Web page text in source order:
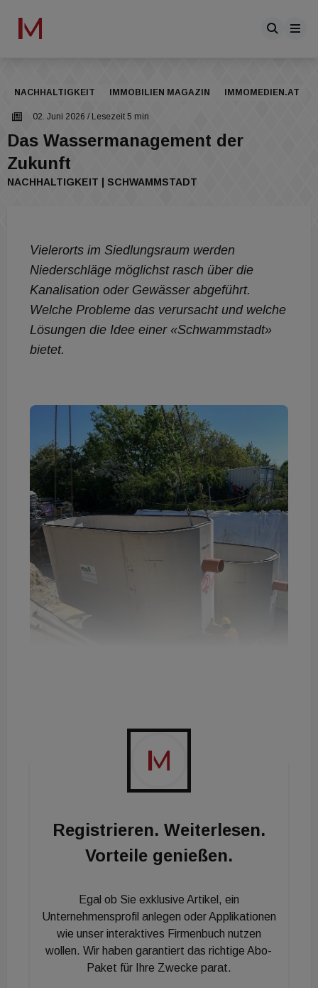
NACHHALTIGKEIT IMMOBILIEN MAGAZIN IMMOMEDIEN.AT
02. Juni 2026 / Lesezeit 5 min
Das Wassermanagement der
Zukunft
NACHHALTIGKEIT | SCHWAMMSTADT
Vielerorts im Siedlungsraum werden
Niederschläge möglichst rasch über die
Kanalisation oder Gewässer abgeführt.
Welche Probleme das verursacht und welche
Lösungen die Idee einer «Schwammstadt»
bietet.
Registrieren. Weiterlesen.
Vorteile genießen.
Egal ob Sie exklusive Artikel, ein
Unternehmensprofil anlegen oder Applikationen
wie unser interaktives Firmenbuch nutzen
wollen. Wir haben garantiert das richtige Abo-
Paket für Ihre Zwecke parat.